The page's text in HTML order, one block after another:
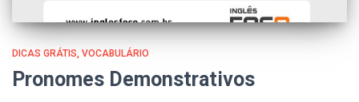
DICAS GRÁTIS VOCABULÁRIO
Pronomes Demonstrativos